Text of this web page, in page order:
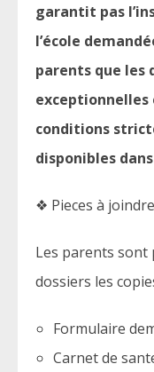
garantit pas
l’école
parents que les
exceptionnelles
conditions
disponibles
❖ Pieces à joindre
Les parents sont
dossiers les
Formulaire
Carnet de